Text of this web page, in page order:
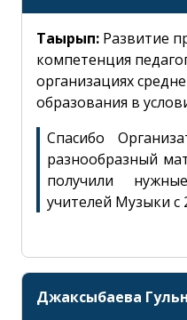
Тақырып: Развитие
компетенция
организациях
образования в
Спасибо
разнообразный
получили
учителей Музыки с
Джаксыбаева
ЖАБЫҚ ХАТ